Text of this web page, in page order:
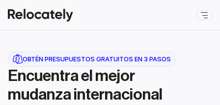
OBTÉN PRESUPUESTOS GRATUITOS EN 3 PASOS
Encuentra el mejor
mudanza internacional